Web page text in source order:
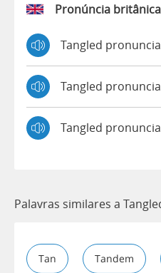
Pronúncia britânica
Tangled
Tangled
Tangled
Palavras similares a
Tan Tandem